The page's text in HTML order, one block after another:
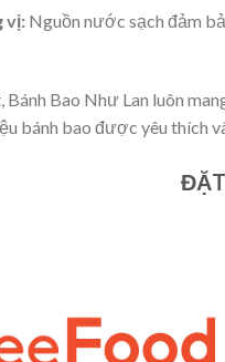
vị: Nguồn nước sạch đảm
Bao Như Lan luôn
bánh bao được yêu thích